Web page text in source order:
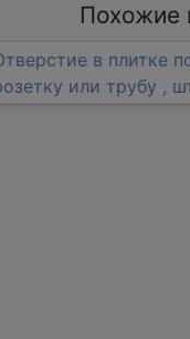
Похожие
в плитке
или трубу ,